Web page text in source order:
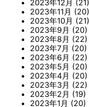
2023年12月 (21)
2023年11月 (20)
2023年10月 (21)
2023年9月 (20)
2023年8月 (22)
2023年7月 (20)
2023年6月 (22)
2023年5月 (20)
2023年4月 (20)
2023年3月 (22)
2023年2月 (19)
2023年1月 (20)